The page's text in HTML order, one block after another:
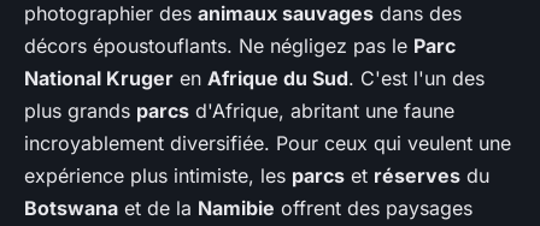
photographier des animaux sauvages dans des
décors époustouflants. Ne négligez pas le Parc
National Kruger en Afrique du Sud. C'est l'un des
plus grands parcs d'Afrique, abritant une faune
incroyablement diversifiée. Pour ceux qui veulent une
expérience plus intimiste, les parcs et réserves du
Botswana et de la Namibie offrent des paysages